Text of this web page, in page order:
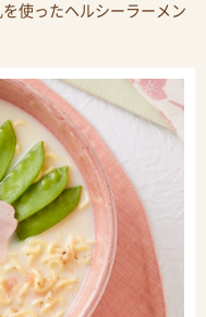
使ったヘルシーラーメン